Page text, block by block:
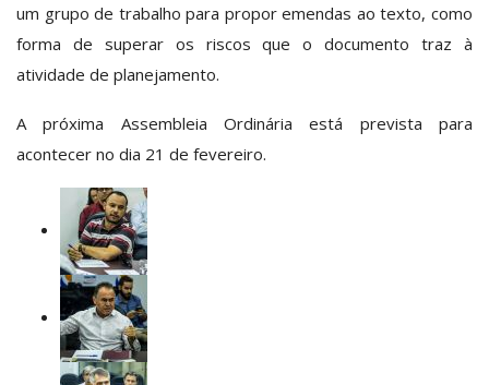
um grupo de trabalho para propor emendas ao texto, como
forma de superar os riscos que o documento traz à
atividade de planejamento.
A próxima Assembleia Ordinária está prevista para
acontecer no dia 21 de fevereiro.